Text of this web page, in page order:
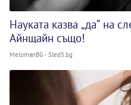
Науката казва „да“ на
Айнщайн също!
MelomanBG - Sled5.bg